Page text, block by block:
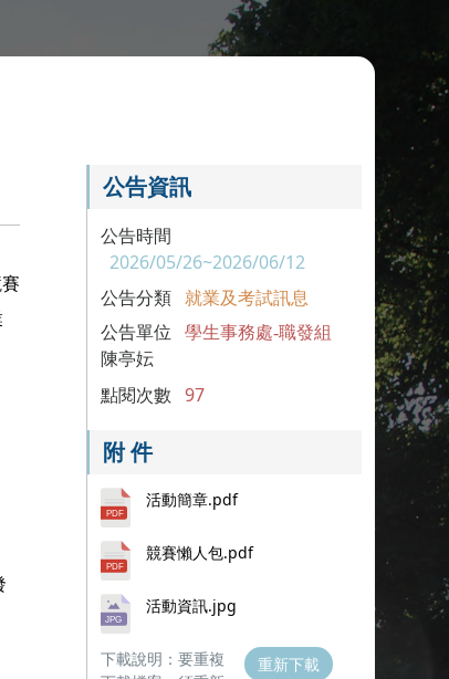
公告資訊
公告時間
2026/05/26~2026/06/12
公告分類 就業及考試訊息
公告單位
學生事務處-職發組
陳亭妘
點閱次數 97
附 件
活動簡章.pdf
競賽懶人包.pdf
活動資訊.jpg
下載說明：要重複
重新下載